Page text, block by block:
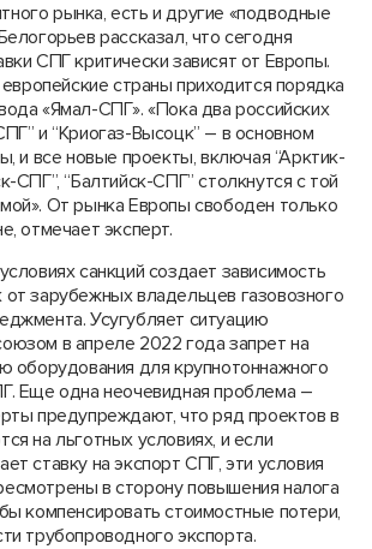
рынка, есть и другие «подводные
рассказал, что сегодня
СПГ критически зависят от Европы.
страны приходится порядка
«Ямал-СПГ». «Пока два российских
и “Криогаз-Высоцк” – в основном
и все новые проекты, включая “Арктик-
СПГ”, “Балтийск-СПГ” столкнутся с той
От рынка Европы свободен только
отмечает эксперт.
санкций создает зависимость
от зарубежных владельцев газовозного
Усугубляет ситуацию
в апреле 2022 года запрет на
оборудования для крупнотоннажного
Еще одна неочевидная проблема –
предупреждают, что ряд проектов в
на льготных условиях, и если
ставку на экспорт СПГ, эти условия
в сторону повышения налога
компенсировать стоимостные потери,
трубопроводного экспорта.